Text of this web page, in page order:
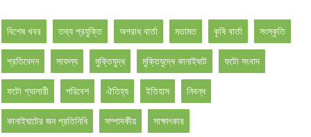
বিশেষ খবর তথ্য প্রযুক্তি অপরাধ বার্তা মতামত কৃষি বার্তা সংস্কৃতি
প্রতিবেদন সাফল্য মুক্তিযুদ্ধ মুক্তিযুদ্ধে কানাইঘাট ফটো সংবাদ
ফটো গ্যালারী পরিবেশ ঐতিহ্য ইতিহাস নিবন্ধ
কানাইঘাটের জন প্রতিনিধি সম্পাদকীয় সাক্ষাৎকার